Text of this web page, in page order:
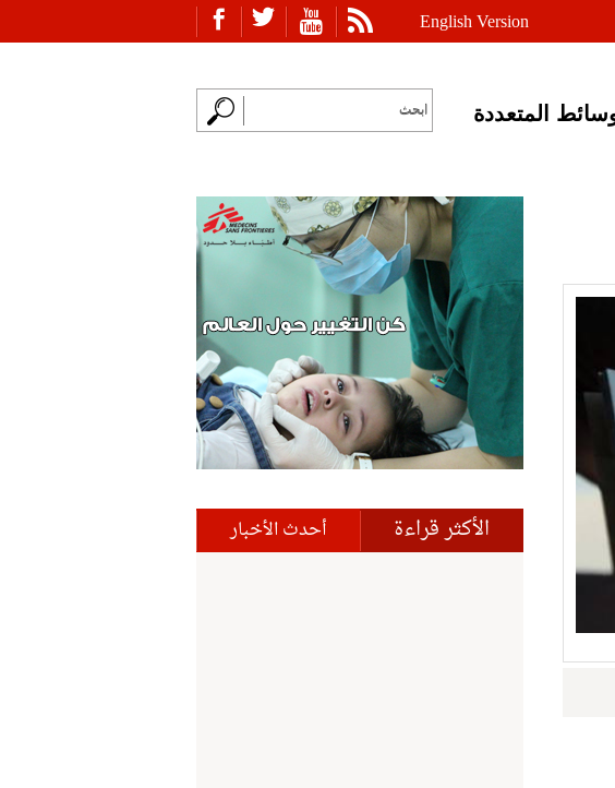
English Version
المتعددة
الأكثر قراءة أحدث الأخبار